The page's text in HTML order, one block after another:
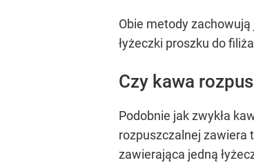
Obie metody zachowują
łyżeczki proszku do
Czy kawa
Podobnie jak zwykła
rozpuszczalnej zawiera
zawierająca jedną